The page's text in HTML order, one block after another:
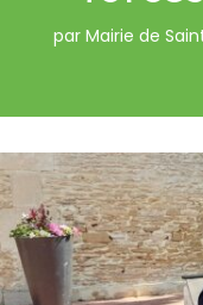
par Mairie de